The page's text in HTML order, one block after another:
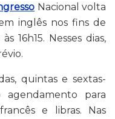
Nacional volta
inglês nos fins de
16h15. Nesses dias,
quintas e sextas-
agendamento para
e libras. Nas